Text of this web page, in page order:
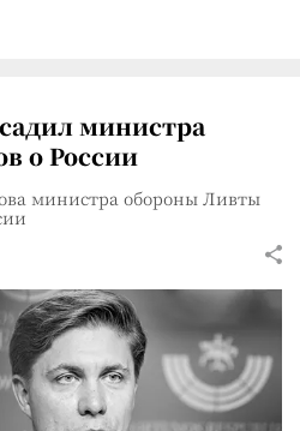
министра
о России
министра обороны Ливты